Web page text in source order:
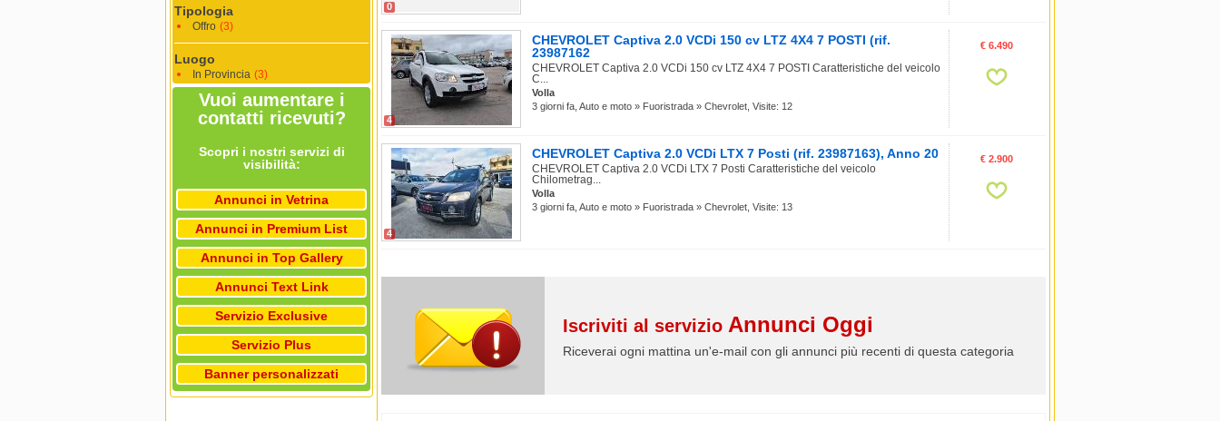
Tipologia
Offro (3)
Luogo
In Provincia (3)
Vuoi aumentare i
contatti ricevuti?
Scopri i nostri servizi di
visibilità:
Annunci in Vetrina
Annunci in Premium List
Annunci in Top Gallery
Annunci Text Link
Servizio Exclusive
Servizio Plus
Banner personalizzati
0
4
CHEVROLET Captiva 2.0 VCDi 150 cv LTZ 4X4 7 POSTI (rif.
23987162
CHEVROLET Captiva 2.0 VCDi 150 cv LTZ 4X4 7 POSTI Caratteristiche del veicolo
C...
Volla
3 giorni fa, Auto e moto » Fuoristrada » Chevrolet, Visite: 12
€ 6.490
4
CHEVROLET Captiva 2.0 VCDi LTX 7 Posti (rif. 23987163), Anno 20
CHEVROLET Captiva 2.0 VCDi LTX 7 Posti Caratteristiche del veicolo
Chilometrag...
Volla
3 giorni fa, Auto e moto » Fuoristrada » Chevrolet, Visite: 13
€ 2.900
Iscriviti al servizio Annunci Oggi
Riceverai ogni mattina un'e-mail con gli annunci più recenti di questa categoria